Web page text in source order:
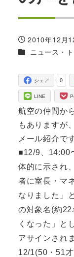
投稿日
2010年12月
カテゴリー
ニュース・
0
シェア
LINE
航空の仲間か
もありますが
メール紹介で
■12/9、14:00
体的に示され
者に室長・マ
なりました」
の対象名(約
くなった」と
アサインされ
12/1(50・51